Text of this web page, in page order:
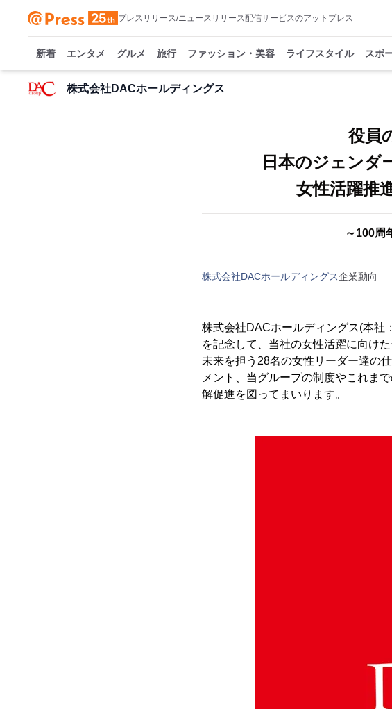
プレスリリース/ニュースリリース配信サービスのアットプレス
新着 エンタメ グルメ 旅行 ファッション・美容 ライフスタイル スポ
株式会社DACホールディングス
役員
日本のジェンダ
女性活躍推
～100周
株式会社DACホールディングス企業動向
株式会社DACホールディングス(本社
を記念して、当社の女性活躍に向け
未来を担う28名の女性リーダー達の
メント、当グループの制度やこれま
解促進を図ってまいります。